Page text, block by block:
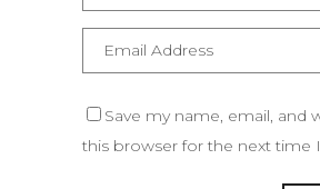
Save my name, email, and
this browser for the next time